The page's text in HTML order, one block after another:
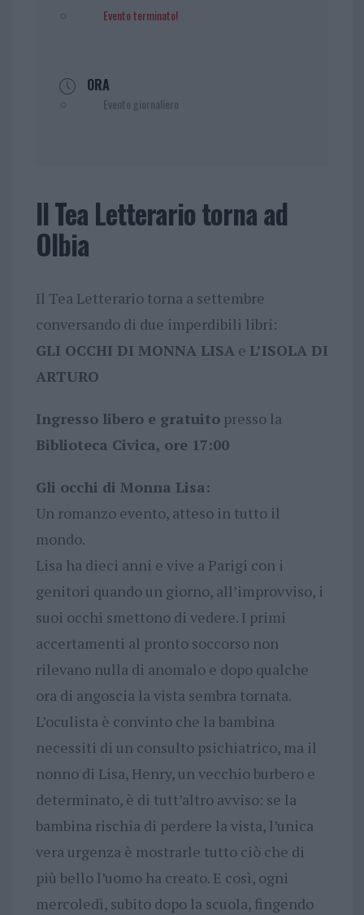
Evento terminato!
ORA
Evento giornaliero
Il Tea Letterario torna ad
Olbia
Il Tea Letterario torna a settembre
conversando di due imperdibili libri:
GLI OCCHI DI MONNA LISAe L’ISOLA DI
ARTURO
Ingresso libero e gratuitopresso la
Biblioteca Civica, ore 17:00
Gli occhi di Monna Lisa:
Un romanzo evento, atteso in tutto il
mondo.
Lisa ha dieci anni e vive a Parigi con i
genitori quando un giorno, all’improvviso, i
suoi occhi smettono di vedere. I primi
accertamenti al pronto soccorso non
rilevano nulla di anomalo e dopo qualche
ora di angoscia la vista sembra tornata.
L’oculista è convinto che la bambina
necessiti di un consulto psichiatrico, ma il
nonno di Lisa, Henry, un vecchio burbero e
determinato, è di tutt’altro avviso: se la
bambina rischia di perdere la vista, l’unica
vera urgenza è mostrarle tutto ciò che di
più bello l’uomo ha creato. E così, ogni
mercoledì, subito dopo la scuola, fingendo